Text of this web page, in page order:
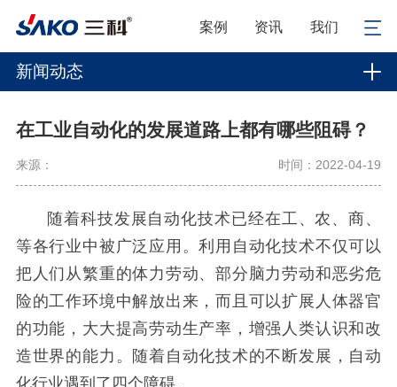
案例 资讯 我们
新闻动态
在工业自动化的发展道路上都有哪些阻碍？
来源： 时间：2022-04-19
随着科技发展自动化技术已经在工、农、商、
等各行业中被广泛应用。利用自动化技术不仅可以
把人们从繁重的体力劳动、部分脑力劳动和恶劣危
险的工作环境中解放出来，而且可以扩展人体器官
的功能，大大提高劳动生产率，增强人类认识和改
造世界的能力。随着自动化技术的不断发展，自动
化行业遇到了四个障碍。